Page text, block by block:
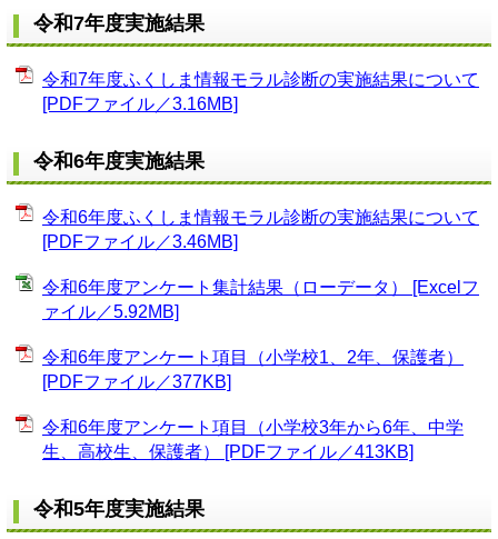
令和7年度実施結果
令和7年度ふくしま情報モラル診断の実施結果について
[PDFファイル／3.16MB]
令和6年度実施結果
令和6年度ふくしま情報モラル診断の実施結果について
[PDFファイル／3.46MB]
令和6年度アンケート集計結果（ローデータ） [Excelフ
ァイル／5.92MB]
令和6年度アンケート項目（小学校1、2年、保護者）
[PDFファイル／377KB]
令和6年度アンケート項目（小学校3年から6年、中学
生、高校生、保護者） [PDFファイル／413KB]
令和5年度実施結果